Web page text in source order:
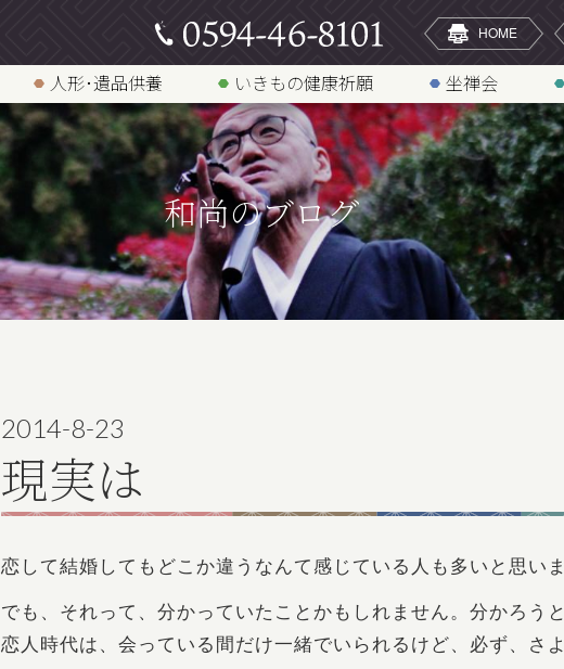
人形･遺品供養 いきもの健康祈願 坐禅会
和尚のブログ
2014-8-23
現実は
恋して結婚してもどこか違うなんて感じている人も多いと思いま
でも、それって、分かっていたことかもしれません。分かろう
恋人時代は、会っている間だけ一緒でいられるけど、必ず、さ